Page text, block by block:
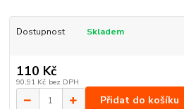
Dostupnost Skladem
110 Kč
90,91 Kč bez DPH
Přidat do košíku